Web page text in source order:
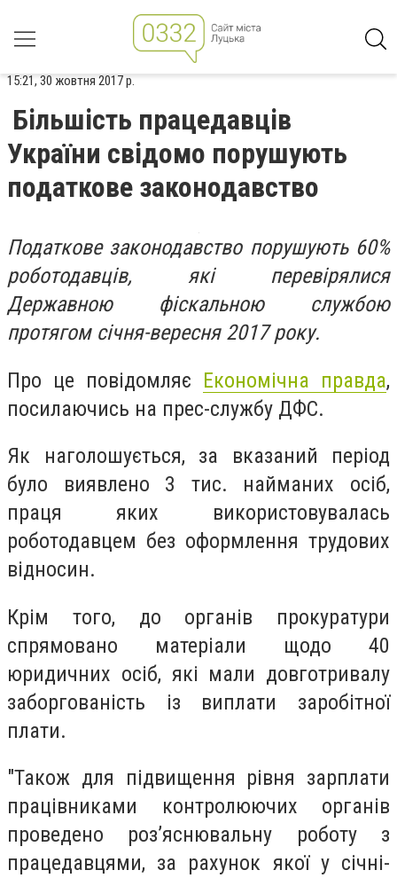
15:21, 30 жовтня 2017 р.
Більшість працедавців
України свідомо порушують
податкове законодавство
Податкове законодавство порушують 60%
роботодавців, які перевірялися
Державною фіскальною службою
протягом січня-вересня 2017 року.
Про це повідомляє Економічна правда,
посилаючись на прес-службу ДФС.
Як наголошується, за вказаний період
було виявлено 3 тис. найманих осіб,
праця яких використовувалась
роботодавцем без оформлення трудових
відносин.
Крім того, до органів прокуратури
спрямовано матеріали щодо 40
юридичних осіб, які мали довготривалу
заборгованість із виплати заробітної
плати.
"Також для підвищення рівня зарплати
працівниками контролюючих органів
проведено роз’яснювальну роботу з
працедавцями, за рахунок якої у січні-